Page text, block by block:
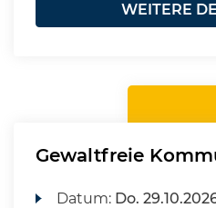
WEITERE
Gewaltfreie
Datum: Do.